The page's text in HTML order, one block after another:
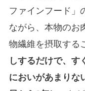
ファインフード」
ながら、本物のお
物繊維を摂取する
しするだけで、す
においがあまりな